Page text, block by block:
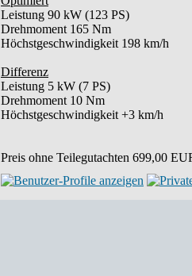
Leistung 90 kW (123 PS)
Drehmoment 165 Nm
Höchstgeschwindigkeit 198 km/h
Differenz
Leistung 5 kW (7 PS)
Drehmoment 10 Nm
Höchstgeschwindigkeit +3 km/h
Preis ohne Teilegutachten 699,00